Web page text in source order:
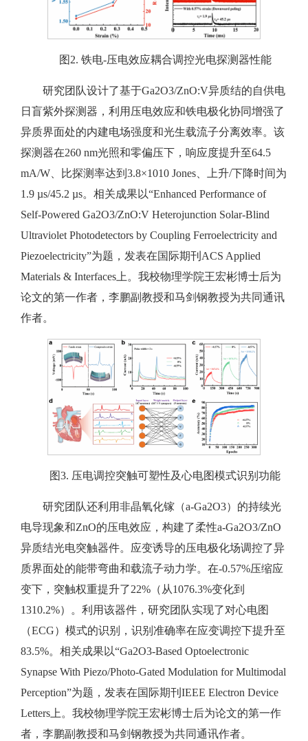
图2. 铁电-压电效应耦合调控光电探测器性能
研究团队设计了基于Ga2O3/ZnO:V异质结的自供电
日盲紫外探测器，利用压电效应和铁电极化协同增强了
异质界面处的内建电场强度和光生载流子分离效率。该
探测器在260 nm光照和零偏压下，响应度提升至64.5
mA/W、比探测率达到3.8×1010 Jones、上升/下降时间为
1.9 µs/45.2 µs。相关成果以“Enhanced Performance of
Self-Powered Ga2O3/ZnO:V Heterojunction Solar-Blind
Ultraviolet Photodetectors by Coupling Ferroelectricity and
Piezoelectricity”为题，发表在国际期刊ACS Applied
Materials & Interfaces上。我校物理学院王宏彬博士后为
论文的第一作者，李鹏副教授和马剑钢教授为共同通讯
作者。
图3. 压电调控突触可塑性及心电图模式识别功能
研究团队还利用非晶氧化镓（a-Ga2O3）的持续光
电导现象和ZnO的压电效应，构建了柔性a-Ga2O3/ZnO
异质结光电突触器件。应变诱导的压电极化场调控了异
质界面处的能带弯曲和载流子动力学。在-0.57%压缩应
变下，突触权重提升了22%（从1076.3%变化到
1310.2%）。利用该器件，研究团队实现了对心电图
（ECG）模式的识别，识别准确率在应变调控下提升至
83.5%。相关成果以“Ga2O3-Based Optoelectronic
Synapse With Piezo/Photo-Gated Modulation for Multimodal
Perception”为题，发表在国际期刊IEEE Electron Device
Letters上。我校物理学院王宏彬博士后为论文的第一作
者，李鹏副教授和马剑钢教授为共同通讯作者。